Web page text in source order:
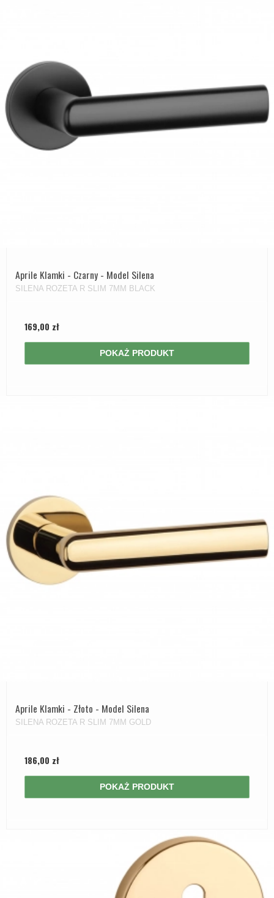
Aprile Klamki - Czarny - Model Silena
SILENA ROZETA R SLIM 7MM BLACK
169,00 zł
POKAŻ PRODUKT
Aprile Klamki - Złoto - Model Silena
SILENA ROZETA R SLIM 7MM GOLD
186,00 zł
POKAŻ PRODUKT